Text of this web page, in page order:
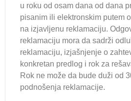
u roku od osam dana od dana
pisanim ili elektronskim putem
na izjavljenu reklamaciju.
reklamaciju mora da sadrži
reklamaciju, izjašnjenje o
konkretan predlog i rok za
Rok ne može da bude duži od
podnošenja reklamacije.